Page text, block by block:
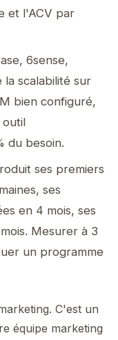
et l'ACV par
6sense,
scalabilité sur
bien configuré,
outil
du besoin.
ses premiers
ses
en 4 mois, ses
Mesurer à 3
un programme
C'est un
équipe marketing